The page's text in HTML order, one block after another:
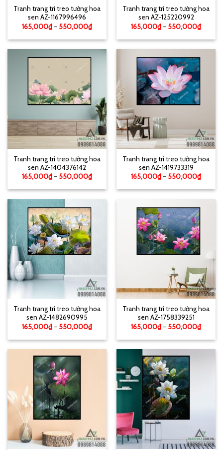
Tranh trang trí treo tường hoa
sen AZ-1167996496
165,000₫– 550,000₫
Tranh trang trí treo tường hoa
sen AZ-125220992
165,000₫– 550,000₫
Tranh trang trí treo tường hoa
sen AZ-1404376142
165,000₫– 550,000₫
Tranh trang trí treo tường hoa
sen AZ-1419733319
165,000₫– 550,000₫
Tranh trang trí treo tường hoa
sen AZ-1482690995
165,000₫– 550,000₫
Tranh trang trí treo tường hoa
sen AZ-1758339251
165,000₫– 550,000₫